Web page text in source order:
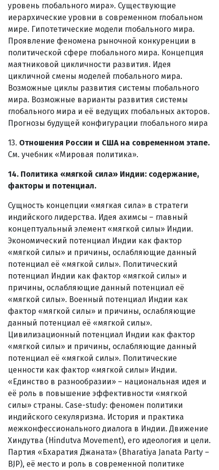
уровень глобального мира». Существующие
иерархические уровни в современном глобальном
мире. Гипотетические модели глобального мира.
Проявление феномена рыночной конкуренции в
политической сфере глобального мира. Концепция
маятниковой цикличности развития. Идея
цикличной смены моделей глобального мира.
Возможные циклы развития системы глобального
мира. Возможные варианты развития системы
глобального мира и её ведущих глобальных акторов.
Прогнозы будущей конфигурации глобального мира
13. Отношения России и США на современном этапе.
См. учебник «Мировая политика».
14. Политика «мягкой сила» Индии: содержание,
факторы и потенциал.
Сущность концепции «мягкая сила» в стратеги
индийского лидерства. Идея ахимсы – главный
концептуальный элемент «мягкой силы» Индии.
Экономический потенциал Индии как фактор
«мягкой силы» и причины, ослабляющие данный
потенциал её «мягкой силы». Политический
потенциал Индии как фактор «мягкой силы» и
причины, ослабляющие данный потенциал её
«мягкой силы». Военный потенциал Индии как
фактор «мягкой силы» и причины, ослабляющие
данный потенциал её «мягкой силы».
Цивилизационный потенциал Индии как фактор
«мягкой силы» и причины, ослабляющие данный
потенциал её «мягкой силы». Политические
ценности как фактор «мягкой силы» Индии.
«Единство в разнообразии» – национальная идея и
её роль в повышение эффективности «мягкой
силы» страны. Case-study: феномен политики
индийского секуляризма. История и практика
межконфессионального диалога в Индии. Движение
Хиндутва (Hindutva Movement), его идеология и цели.
Партия «Бхаратия Джаната» (Bharatiya Janata Party –
BJP), её место и роль в современной политике